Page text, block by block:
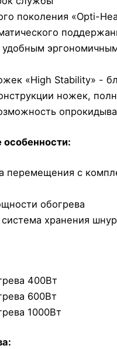
поколения «Opti-
«High Stability» -
ножек,
перемещения с
обогрева
хранения
400Вт
600Вт
1000Вт